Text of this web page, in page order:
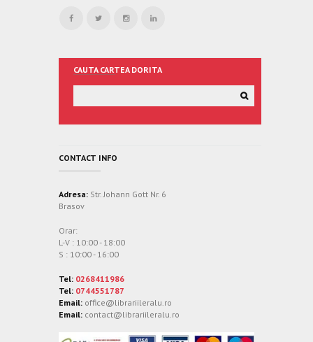
CAUTA CARTEA DORITA
CONTACT INFO
Adresa: Str. Johann Gott Nr. 6
Brasov
Orar:
L-V : 10:00 - 18:00
S : 10:00 - 16:00
Tel: 0268411986
Tel: 0744551787
Email: office@librariileralu.ro
Email: contact@librariileralu.ro